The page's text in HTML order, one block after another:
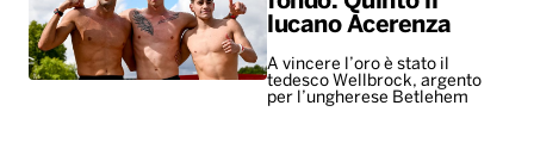
lucano Acerenza
A vincere l’oro è stato il
tedesco Wellbrock, argento
per l’ungherese Betlehem